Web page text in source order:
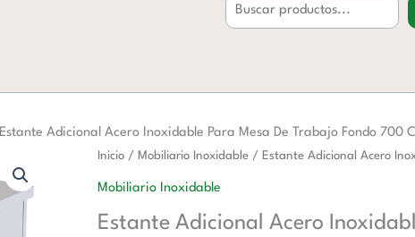
Estante Adicional Acero Inoxidable Para Mesa De Trabajo Fondo 700
Inicio / Mobiliario Inoxidable / Estante Adicional Acero
Mobiliario Inoxidable
Estante Adicional Acero
El
precio
era:
El
es:
Estante
Inoxidable